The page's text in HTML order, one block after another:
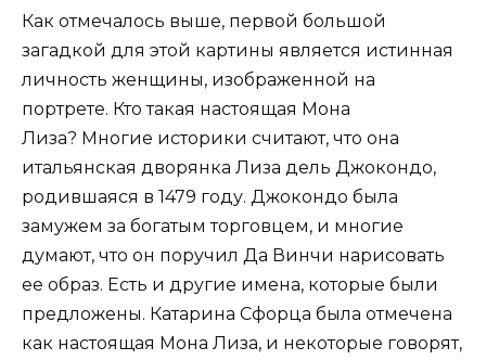
Как отмечалось выше, первой большой
загадкой для этой картины является истинная
личность женщины, изображенной на
портрете. Кто такая настоящая Мона
Лиза? Многие историки считают, что она
итальянская дворянка Лиза дель Джокондо,
родившаяся в 1479 году. Джокондо была
замужем за богатым торговцем, и многие
думают, что он поручил Да Винчи нарисовать
ее образ. Есть и другие имена, которые были
предложены. Катарина Сфорца была отмечена
как настоящая Мона Лиза, и некоторые говорят,